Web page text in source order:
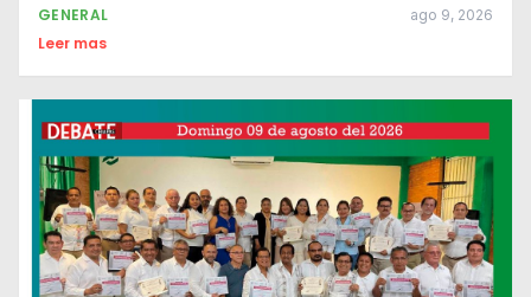
GENERAL ago 9, 2026
Leer mas